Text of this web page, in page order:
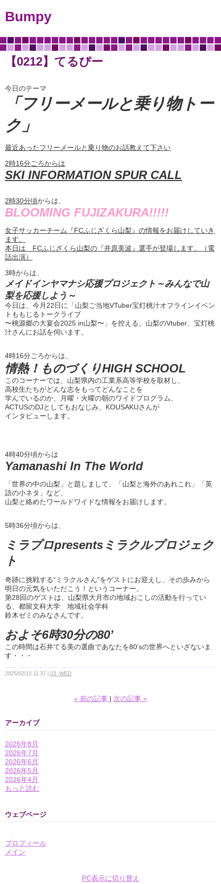
Bumpy
【0212】てるぴー
今日のテーマ
「フリーメールと乗り物トー
ク 」
最近あったフリーメールと乗り物のお話教えて下さい
2時16分ごろからは
SKI INFORMATION SPUR CALL
2時30分頃からは、
BLOOMING FUJIZAKURA!!!!!
女子サッカーチーム『FCふじざくら山梨』の情報をお届けしていき
ます。
本日は FCふじざくら山梨の『井原美波』選手が登場します。（電
話出演）
3時からは、
メイドインヤマナシ応援プロジェクト～みんなで山
梨を応援しよう～
今日は、今月22日に「山梨ご当地VTuber宝灯桃汁オフラインイベン
トももじるトークライブ
〜桃源郷の大宴会2025 in山梨〜」を控える、山梨のVtuber、宝灯桃
汁さんにお話を伺います。
4時16分ごろからは、
情熱！ものづくりHIGH SCHOOL
このコーナーでは、山梨県内の工業系高等学校を取材し、
高校生たちがどんな志をもってどんなことを
学んでいるのか、月曜・火曜の朝のワイドプログラム、
ACTUSのDJとしてもおなじみ、KOUSAKUさんが
インタビューします。
4時40分頃からは
Yamanashi In The World
「世界の中の山梨」と題しまして、「山梨と海外のあれこれ」「英
語の小ネタ」など、
山梨と絡めたワールドワイドな情報をお届けします。
5時36分頃からは、
ミラプロpresentsミラクルプロジェク
ト
奇跡に挑戦する“ミラクルさん”をゲストにお迎えし、その歩みから
明日の元気をいただこう！というコーナー。
第28回のゲストは、山梨県大月市の地域おこしの活動を行ってい
る、都留文科大学 地域社会学科
鈴木ゼミのみなさんです。
およそ6時30分の80’
この時間は石井てる美の選曲であなたを80’sの世界へといざないま
す・・・
2025/02/12 11:37 03_WED
« 前の記事 次の記事 »
アーカイブ
2026年8月
2026年7月
2026年6月
2026年5月
2026年4月
もっと読む
ウェブページ
プロフィール
メイン
PC表示に切り替え